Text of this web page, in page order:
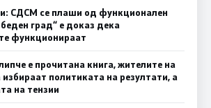
СДСМ се плаши од функционален
град“ е доказ дека
функционираат
е прочитана книга, жителите на
избираат политиката на резултати, а
на тензии